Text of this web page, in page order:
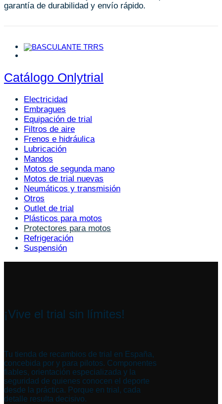
garantía de durabilidad y envío rápido.
Catálogo Onlytrial
Electricidad
Embragues
Equipación de trial
Filtros de aire
Frenos e hidráulica
Lubricación
Mandos
Motos de segunda mano
Motos de trial nuevas
Neumáticos y transmisión
Otros
Outlet de trial
Plásticos para motos
Protectores para motos
Refrigeración
Suspensión
¡Vive el trial sin límites!
Tu tienda de recambios de trial en España,
concebida por y para pilotos. Componentes
fiables, orientación especializada y la
seguridad de quienes conocen el deporte
desde la práctica. Porque en trial, cada
detalle resulta decisivo.